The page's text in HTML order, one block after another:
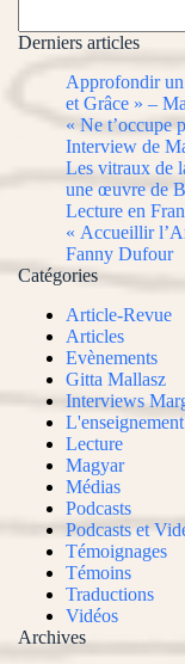
Derniers articles
Approfondir
et Grâce » –
« Ne t’occupe
Interview de
Les vitraux de
une œuvre de
Lecture en
« Accueillir
Fanny Dufour
Catégories
Article-Revue
Articles
Evènements
Gitta Mallasz
Interviews
L'enseignement
Lecture
Magyar
Médias
Podcasts
Podcasts et
Témoignages
Témoins
Traductions
Vidéos
Archives